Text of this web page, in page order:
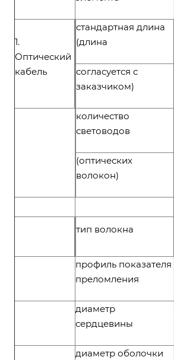
1.
Оптический
кабель
стандартная длина
(длина
согласуется с
заказчиком)
количество
световодов
(оптических
волокон)
тип волокна
профиль показателя
преломления
диаметр
сердцевины
диаметр оболочки